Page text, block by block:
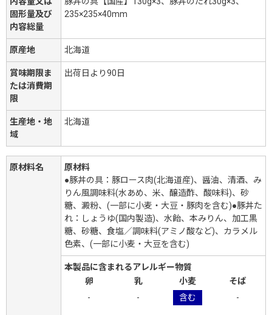
固形量及び
内容総量
235×235×40mm
原産地 北海道
賞味期限ま
たは消費期
限
出荷日より90日
生産地・地
域
北海道
原材料名
原材料
●豚丼の具：豚ロース肉(北海道産)、醤油、清酒、み
りん風調味料(水あめ、米、醸造酢、酸味料)、砂
糖、澱粉、(一部に小麦・大豆・豚肉を含む)●豚丼た
れ：しょうゆ(国内製造)、水飴、本みりん、加工黒
糖、砂糖、食塩／調味料(アミノ酸など)、カラメル
色素、(一部に小麦・大豆を含む)
本製品に含まれるアレルギー物質
卵
乳 小麦
そば
-
- 含む -